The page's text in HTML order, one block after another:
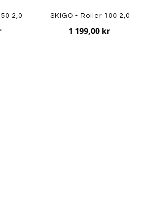
2,0 SKIGO - Roller 100 2,0
1 199,00 kr